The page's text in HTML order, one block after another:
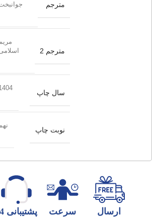
مترجم
مترجم 2
سال چاپ
نوبت چاپ
ارسال
سرعت